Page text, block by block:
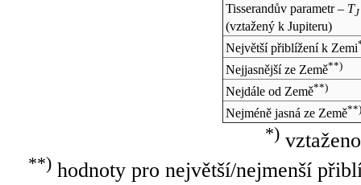
Tisserandův parametr – TJ
(vztažený k Jupiteru)
Největší přiblížení k Zemi
Nejjasnější ze Země**)
Nejdále od Země**)
Nejméně jasná ze Země**)
*)
**)hodnoty pro největší/nejmenší